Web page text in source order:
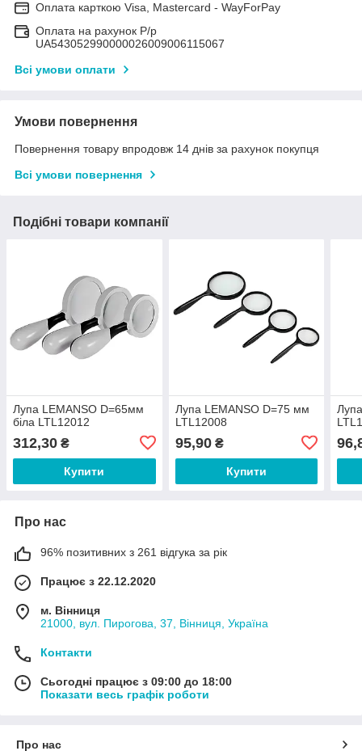
Оплата карткою Visa, Mastercard - WayForPay
Оплата на рахунок Р/р
UA543052990000026009006115067
Всі умови оплати
Умови повернення
Повернення товару впродовж 14 днів за рахунок покупця
Всі умови повернення
Подібні товари компанії
Лупа LEMANSO D=65мм
біла LTL12012
312,30 ₴
Купити
Лупа LEMANSO D=75 мм
LTL12008
95,90₴
Купити
Про нас
96% позитивних з 261 відгука за рік
Працює з 22.12.2020
м. Вінниця
21000, вул. Пирогова, 37, Вінниця, Україна
Контакти
Сьогодні працює з 09:00 до 18:00
Показати весь графік роботи
Про нас